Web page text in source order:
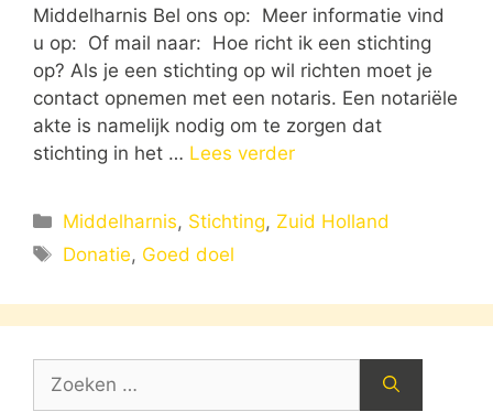
Middelharnis Bel ons op: Meer informatie vind
u op: Of mail naar: Hoe richt ik een stichting
op? Als je een stichting op wil richten moet je
contact opnemen met een notaris. Een notariële
akte is namelijk nodig om te zorgen dat
stichting in het … Lees verder
Categorieën
Middelharnis, Stichting, Zuid Holland
Tags
Donatie, Goed doel
naar: